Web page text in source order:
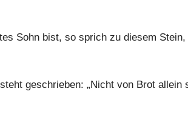
Sohn bist, so sprich zu diesem
geschrieben: „Nicht von Brot allein